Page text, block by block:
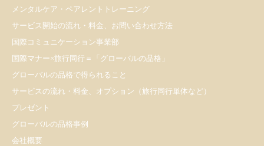
メンタルケア・ペアレントトレーニング
サービス開始の流れ・料金、お問い合わせ方法
国際コミュニケーション事業部
国際マナー×旅行同行＝「グローバルの品格」
グローバルの品格で得られること
サービスの流れ・料金、オプション（旅行同行単体など）
プレゼント
​グローバルの品格事例
会社概要